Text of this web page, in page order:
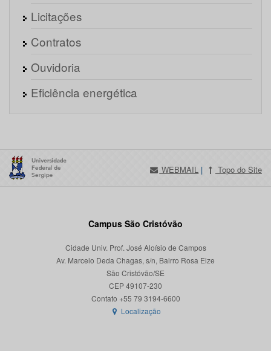
Licitações
Contratos
Ouvidoria
Eficiência energética
WEBMAIL | Topo do Site
Campus São Cristóvão
Cidade Univ. Prof. José Aloísio de Campos
Av. Marcelo Deda Chagas, s/n, Bairro Rosa Elze
São Cristóvão/SE
CEP 49107-230
Localização